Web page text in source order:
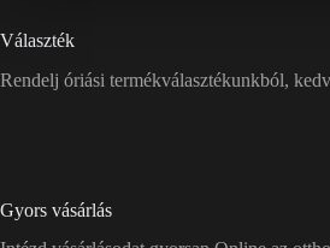
Választék
Rendelj óriási termékválasztékunkból,
Gyors vásárlás